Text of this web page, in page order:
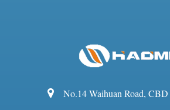
No.14 Waihuan Road,